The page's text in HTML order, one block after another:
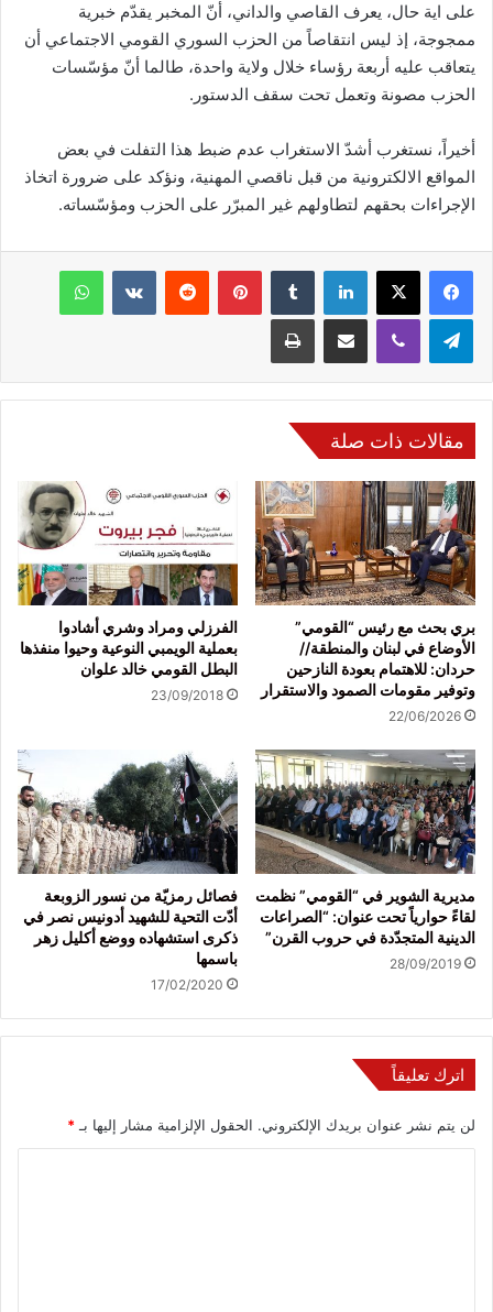
على اية حال، يعرف القاصي والداني، أنّ المخبر يقدّم خبرية
ممجوجة، إذ ليس انتقاصاً من الحزب السوري القومي الاجتماعي أن
يتعاقب عليه أربعة رؤساء خلال ولاية واحدة، طالما أنّ مؤسّسات
الحزب مصونة وتعمل تحت سقف الدستور.
أخيراً، نستغرب أشدّ الاستغراب عدم ضبط هذا التفلت في بعض
المواقع الالكترونية من قبل ناقصي المهنية، ونؤكد على ضرورة اتخاذ
الإجراءات بحقهم لتطاولهم غير المبرّر على الحزب ومؤسّساته.
فيسبوك لينكدإن بينتيريست
مقالات ذات صلة
بري بحث مع رئيس “القومي”
الأوضاع في لبنان والمنطقة//
حردان: للاهتمام بعودة النازحين
وتوفير مقومات الصمود والاستقرار
22/06/2026
الفرزلي ومراد وشري أشادوا
بعملية الويمبي النوعية وحيوا منفذها
البطل القومي خالد علوان
23/09/2018
مديرية الشوير في “القومي” نظمت
لقاءً حوارياً تحت عنوان: “الصراعات
الدينية المتجدّدة في حروب القرن”
28/09/2019
فصائل رمزيّة من نسور الزوبعة
أدّت التحية للشهيد أدونيس نصر في
ذكرى استشهاده ووضع أكليل زهر
باسمها
17/02/2020
اترك تعليقاً
لن يتم نشر عنوان بريدك الإلكتروني. الحقول الإلزامية مشار إليها بـ *